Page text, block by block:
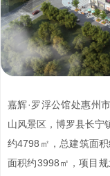
嘉辉·罗浮公馆处惠州
山风景区，博罗县长宁
约4798㎡，总建筑面
面积约3998㎡，项目